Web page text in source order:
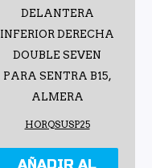
DELANTERA
INFERIOR DERECHA
DOUBLE SEVEN
PARA SENTRA B15,
ALMERA
HORQSUSP25
AÑADIR AL